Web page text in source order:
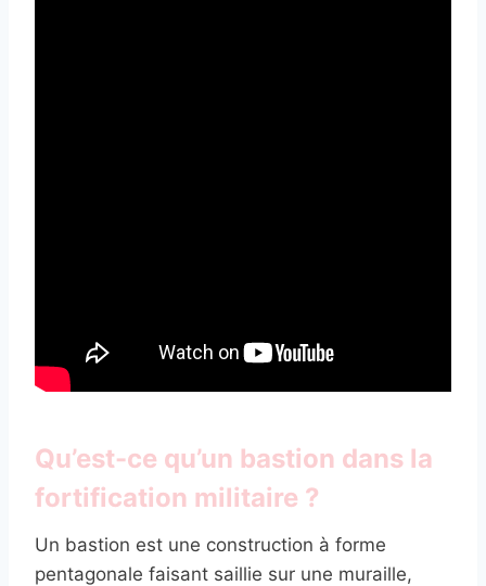
Qu’est-ce qu’un bastion dans la
fortification militaire ?
Un bastion est une construction à forme
pentagonale faisant saillie sur une muraille,